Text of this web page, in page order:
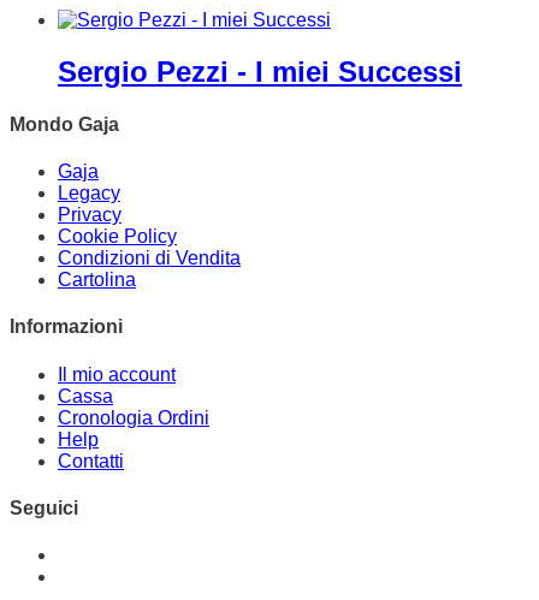
Sergio Pezzi - I miei Successi
Mondo Gaja
Gaja
Legacy
Privacy
Cookie Policy
Condizioni di Vendita
Cartolina
Informazioni
Il mio account
Cassa
Cronologia Ordini
Help
Contatti
Seguici